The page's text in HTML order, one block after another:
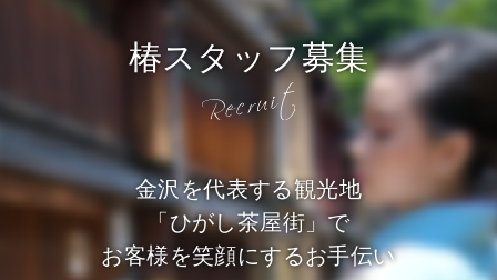
椿スタッフ募集
金沢を代表する観光地
「ひがし茶屋街」で
お客様を笑顔にするお手伝い